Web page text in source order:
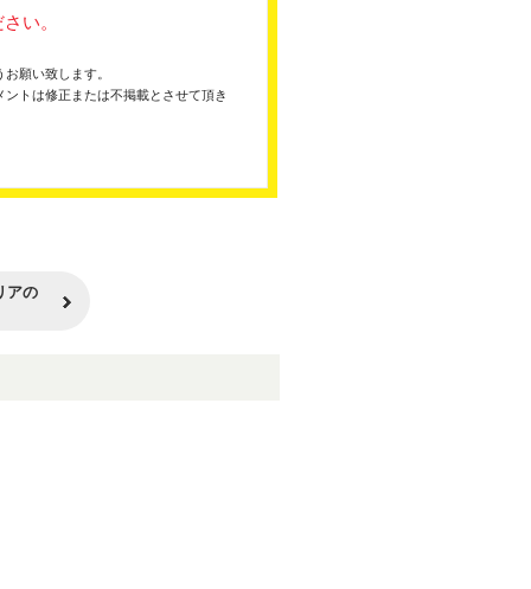
い。
願い致します。
トは修正または不掲載とさせて頂き
アの